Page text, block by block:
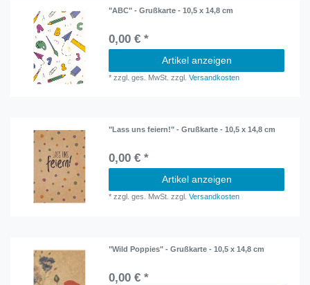
"ABC" - Grußkarte - 10,5 x 14,8 cm
0,00 € *
Artikel anzeigen
*zzgl. ges. MwSt. zzgl.Versandkosten
"Lass uns feiern!" - Grußkarte - 10,5 x 14,8 cm
0,00 € *
Artikel anzeigen
*zzgl. ges. MwSt. zzgl.Versandkosten
"Wild Poppies" - Grußkarte - 10,5 x 14,8 cm
0,00 € *